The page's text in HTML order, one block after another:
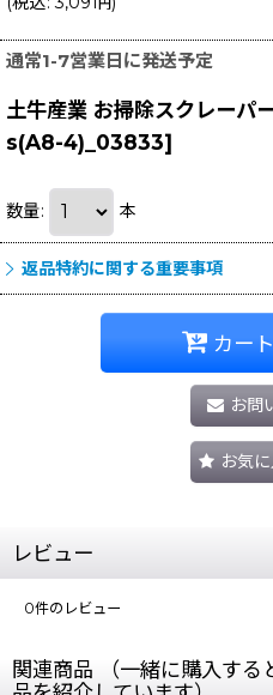
円
通常1-7営業日に発送予定
土牛産業 お掃除スクレーパ
s(A8-4)_03833]
数量: 本
返品特約に関する重要事項
カー
お問
お気
レビュー
0件のレビュー
関連商品 （一緒に購入す